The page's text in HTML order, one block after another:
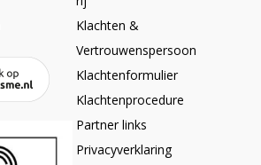
Klachten &
Vertrouwenspersoon
Klachtenformulier
Klachtenprocedure
Partner links
Privacyverklaring